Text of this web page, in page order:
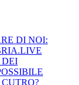
DI NOI:
DEI